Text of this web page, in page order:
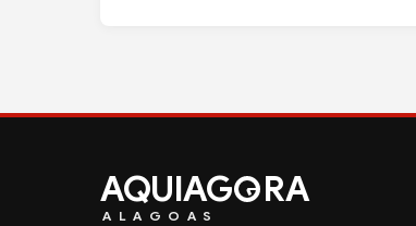
AQUIAG RA
ALAGOAS